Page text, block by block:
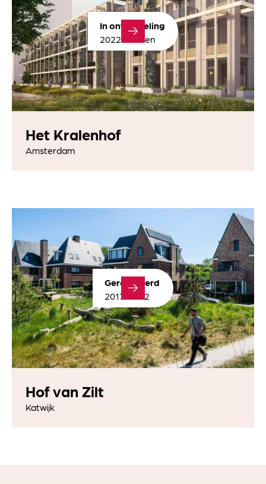
In ontwikkeling
2022 - heden
Het Kralenhof
Amsterdam
Gerealiseerd
2017-2022
Hof van Zilt
Katwijk